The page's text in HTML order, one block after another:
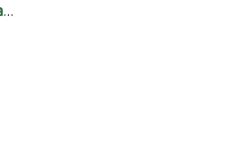
Herbis Cha Cha N6